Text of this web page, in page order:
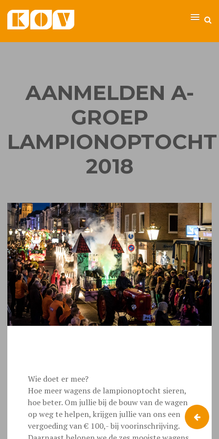
AANMELDEN A-
GROEP
LAMPIONOPTOCHT
2018
Wie doet er mee?
Hoe meer wagens de lampionoptocht sieren,
hoe beter. Om jullie bij de bouw van de wagen
op weg te helpen, krijgen jullie van ons een
vergoeding van € 100,- bij voorinschrijving.